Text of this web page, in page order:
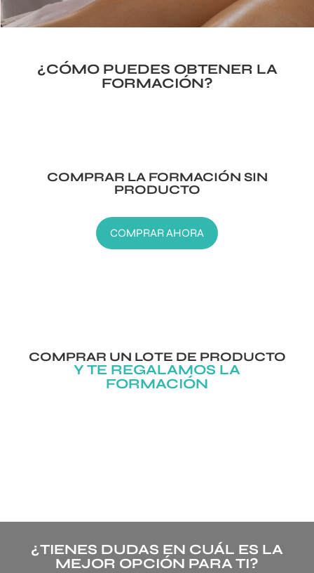
¿CÓMO PUEDES OBTENER LA
FORMACIÓN?
COMPRAR LA FORMACIÓN SIN
PRODUCTO
COMPRAR AHORA
COMPRAR UN LOTE DE PRODUCTO
Y TE REGALAMOS LA
FORMACIÓN
¿TIENES DUDAS EN CUÁL ES LA
MEJOR OPCIÓN PARA TI?